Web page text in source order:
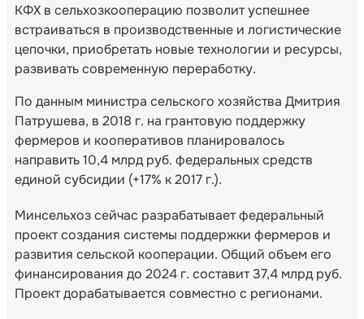
КФХ в сельхозкооперацию позволит успешнее
встраиваться в производственные и логистические
цепочки, приобретать новые технологии и ресурсы,
развивать современную переработку.
По данным министра сельского хозяйства Дмитрия
Патрушева, в 2018 г. на грантовую поддержку
фермеров и кооперативов планировалось
направить 10,4 млрд руб. федеральных средств
единой субсидии (+17% к 2017 г.).
Минсельхоз сейчас разрабатывает федеральный
проект создания системы поддержки фермеров и
развития сельской кооперации. Общий объем его
финансирования до 2024 г. составит 37,4 млрд руб.
Проект дорабатывается совместно с регионами.